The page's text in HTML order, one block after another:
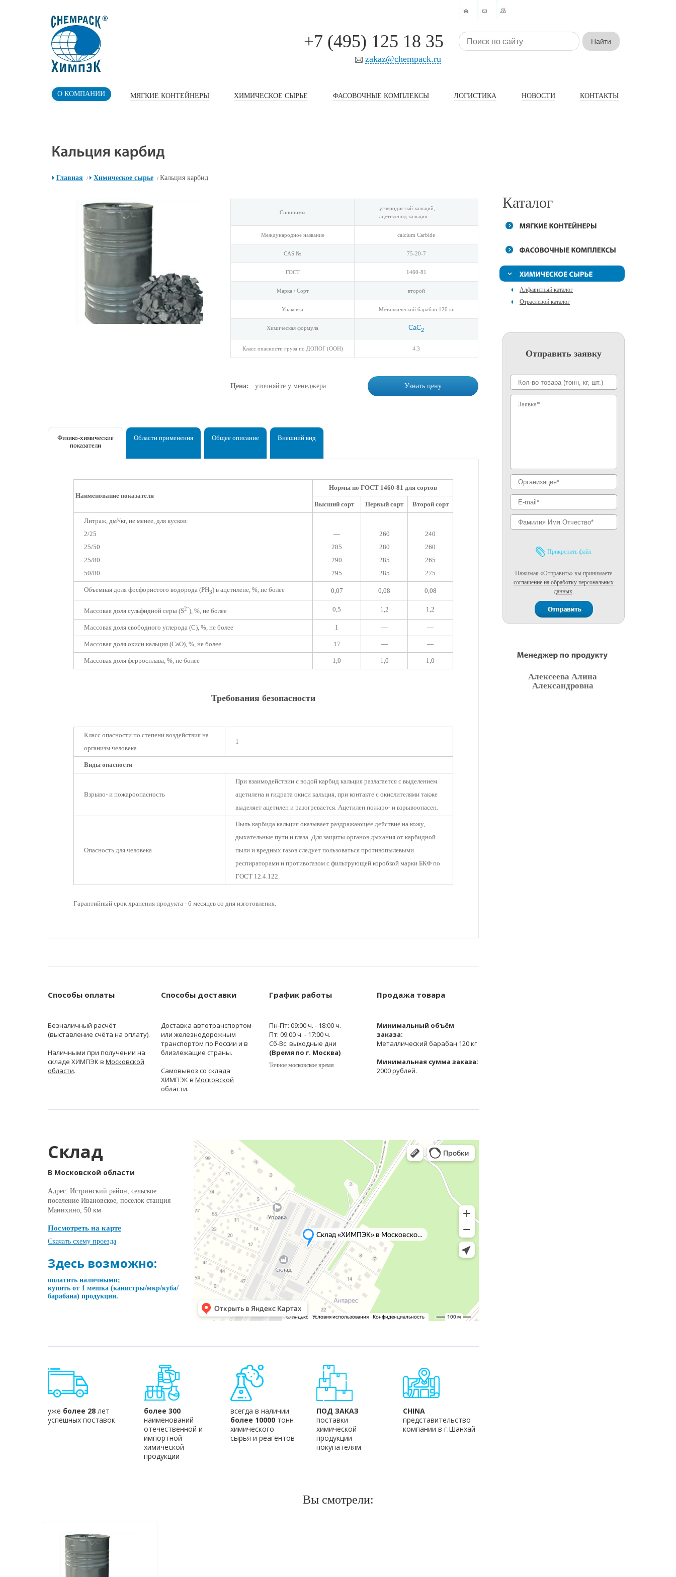
+7 (495) 125 18 35
zakaz@chempack.ru
О КОМПАНИИ МЯГКИЕ КОНТЕЙНЕРЫ ХИМИЧЕСКОЕ СЫРЬЕ ФАСОВОЧНЫЕ КОМПЛЕКСЫ ЛОГИСТИКА НОВОСТИ КОНТАКТЫ
Главная / Химическое сырье / Кальция карбид
Синонимы
углеродистый кальций,
ацетиленид кальция
Международное название calcium Carbide
CAS № 75-20-7
ГОСТ 1460-81
Марка / Сорт второй
Упаковка Металлический барабан 120 кг
Химическая формула СаС2
Класс опасности груза по ДОПОГ (ООН) 4.3
Цена: уточняйте у менеджера Узнать цену
Физико-химические
показатели
Области применения Общее описание Внешний вид
Наименование показателя
Нормы по ГОСТ 1460-81 для сортов
Высший сорт Первый сорт Второй сорт
Литраж, дм³/кг, не менее, для кусков:
2/25
25/50
25/80
50/80
—
285
290
295
260
280
285
285
240
260
265
275
Объемная доля фосфористого водорода (РН3) в ацетилене, %, не более 0,07 0,08 0,08
Массовая доля сульфидной серы (S 2־), %, не более 0,5 1,2 1,2
Массовая доля свободного углерода (С), %, не более 1 — —
Массовая доля окиси кальция (СаО), %, не более 17 — —
Массовая доля ферросплава, %, не более 1,0 1,0 1,0
Требования безопасности
Класс опасности по степени воздействия на
организм человека
1
Виды опасности
Взрыво- и пожароопасность
При взаимодействии с водой карбид кальция разлагается с выделением
ацетилена и гидрата окиси кальция, при контакте с окислителями также
выделяет ацетилен и разогревается. Ацетилен пожаро- и взрывоопасен.
Опасность для человека
Пыль карбида кальция оказывает раздражающее действие на кожу,
дыхательные пути и глаза. Для защиты органов дыхания от карбидной
пыли и вредных газов следует пользоваться противопылевыми
респираторами и противогазом с фильтрующей коробкой марки БКФ по
ГОСТ 12.4.122.
Гарантийный срок хранения продукта - 6 месяцев со дня изготовления.
Способы оплаты
Безналичный расчёт
(выставление счёта на оплату).
Наличными при получении на
складе ХИМПЭК в Московской
области.
Способы доставки
Доставка автотранспортом
или железнодорожным
транспортом по России и в
близлежащие страны.
Самовывоз со склада
ХИМПЭК вМосковской
области.
График работы
Пн-Пт: 09:00 ч. - 18:00 ч.
Пт: 09:00 ч. - 17:00 ч.
Сб-Вс: выходные дни
(Время по г. Москва)
Точное московское время
Продажа товара
Минимальный объём
заказа:
Металлический барабан 120 кг
Минимальная сумма заказа:
2000 рублей.
Склад
В Московской области
Адрес: Истринский район, сельское
поселение Ивановское, поселок станция
Манихино, 50 км
Посмотреть на карте
Скачать схему проезда
Здесь возможно:
оплатить наличными;
купить от 1 мешка (канистры/мкр/куба/
барабана) продукции.
уже более 28 лет
успешных поставок
более 300
наименований
отечественной и
импортной
химической
продукции
всегда в наличии
более 10000тонн
химического
сырья и реагентов
ПОД ЗАКАЗ
поставки
химической
продукции
покупателям
CHINA
представительство
компании в г.Шанхай
Каталог
Алфавитный каталог
Отраслевой каталог
Отправить заявку
Прикрепить файл
Нажимая «Отправить» вы принимаете
соглашение на обработку персональных
данных.
Алексеева Алина
Александровна
Вы смотрели: